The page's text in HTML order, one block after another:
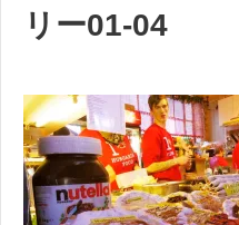
リー01-04